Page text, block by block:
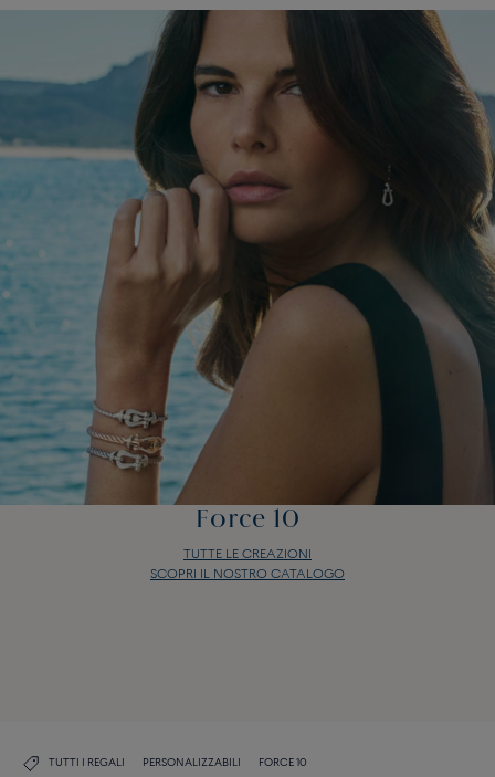
Force 10
TUTTE LE CREAZIONI
SCOPRI IL NOSTRO CATALOGO
TUTTI I REGALI PERSONALIZZABILI FORCE 10